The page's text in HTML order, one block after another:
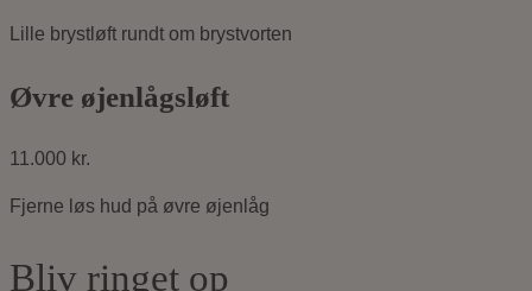
Lille brystløft rundt om brystvorten
Øvre øjenlågsløft
11.000 kr.
Fjerne løs hud på øvre øjenlåg
Bliv ringet op